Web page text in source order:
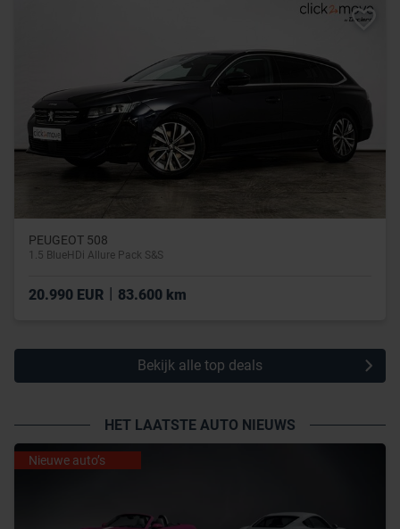
PEUGEOT 508
1.5 BlueHDi Allure Pack S&S
20.990 EUR 83.600 km
Bekijk alle top deals
HET LAATSTE AUTO NIEUWS
Nieuwe auto’s